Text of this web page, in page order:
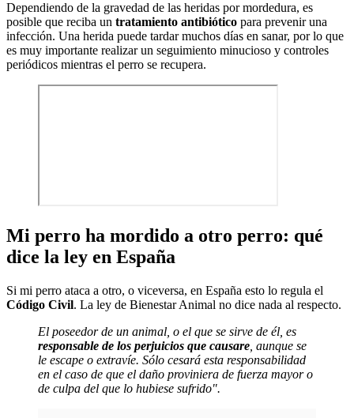
Dependiendo de la gravedad de las heridas por mordedura, es
posible que reciba un tratamiento antibiótico para prevenir una
infección. Una herida puede tardar muchos días en sanar, por lo que
es muy importante realizar un seguimiento minucioso y controles
periódicos mientras el perro se recupera.
Mi perro ha mordido a otro perro: qué
dice la ley en España
Si mi perro ataca a otro, o viceversa, en España esto lo regula el
Código Civil. La ley de Bienestar Animal no dice nada al respecto.
El poseedor de un animal, o el que se sirve de él, es
responsable de los perjuicios que causare , aunque se
le escape o extravíe. Sólo cesará esta responsabilidad
en el caso de que el daño proviniera de fuerza mayor o
de culpa del que lo hubiese sufrido".